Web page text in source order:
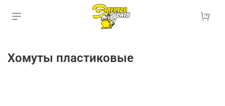
Хомуты пластиковые